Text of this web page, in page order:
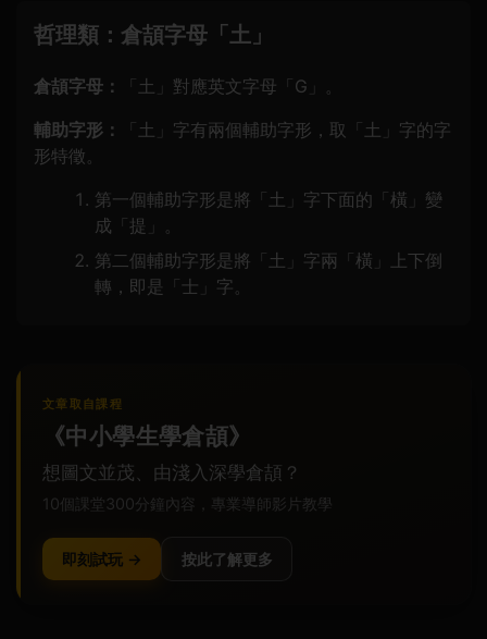
哲理類：倉頡字母「土」
倉頡字母：
「土」對應英文字母「G」。
輔助字形：
「土」字有兩個輔助字形，取「土」字的字
形特徵。
第一個輔助字形是將「土」字下面的「橫」變
成「提」。
第二個輔助字形是將「土」字兩「橫」上下倒
轉，即是「士」字。
文章取自課程
《中小學生學倉頡》
想圖文並茂、由淺入深學倉頡？
10個課堂300分鐘內容，專業導師影片教學
即刻試玩 → 按此了解更多